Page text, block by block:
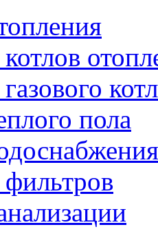
пола
фильтров